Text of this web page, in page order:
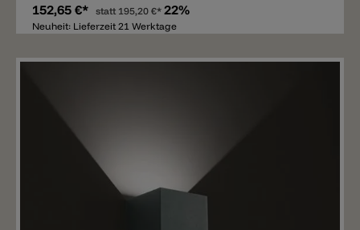
152,65 €* statt 195,20 €* 22%
Neuheit: Lieferzeit 21 Werktage